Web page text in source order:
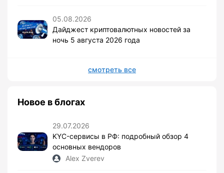
05.08.2026
Дайджест криптовалютных новостей за
ночь 5 августа 2026 года
смотреть все
Новое в блогах
29.07.2026
KYC-сервисы в РФ: подробный обзор 4
основных вендоров
Alex Zverev